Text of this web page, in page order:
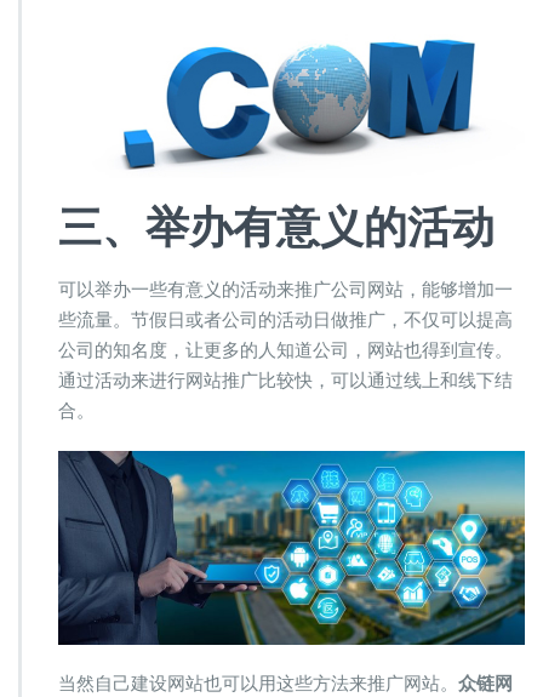
三、 举办有意义的活动
可以举办一些有意义的活动来推广公司网站，能够增加一
些流量。节假日或者公司的活动日做推广，不仅可以提高
公司的知名度，让更多的人知道公司，网站也得到宣传。
通过活动来进行网站推广比较快，可以通过线上和线下结
合。
当然自己建设网站也可以用这些方法来推广网站。 众链网